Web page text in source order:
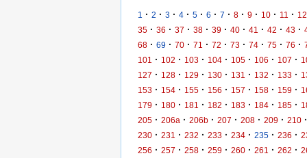
1 · 2 · 3 · 4 · 5 · 6 · 7 · 8 · 9 · 10 · 11 · 12
35 · 36 · 37 · 38 · 39 · 40 · 41 · 42 · 43 ·
68 · 69 · 70 · 71 · 72 · 73 · 74 · 75 · 76 ·
101
· 102 · 103 · 104 · 105 · 106 · 107 ·
127 · 128 · 129 · 130 · 131 · 132 · 133 ·
153 · 154 · 155 · 156 · 157 · 158 · 159 ·
179 · 180 · 181 · 182 · 183 · 184 · 185 ·
205 · 206a · 206b · 207 · 208 · 209 · 210 ·
230 · 231 · 232 · 233 · 234 · 235 · 236 ·
256 · 257 · 258 · 259 · 260 · 261 · 262 ·